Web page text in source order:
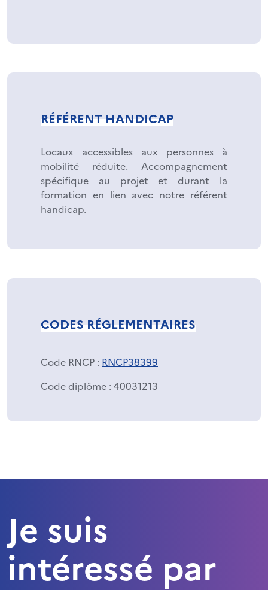
RÉFÉRENT HANDICAP
Locaux accessibles aux personnes à
mobilité réduite. Accompagnement
spécifique au projet et durant la
formation en lien avec notre référent
handicap.
CODES RÉGLEMENTAIRES
Code RNCP : RNCP38399
Code diplôme : 40031213
Je suis
intéressé par